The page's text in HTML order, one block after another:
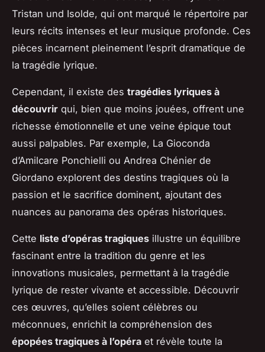
Tristan und Isolde, qui ont marqué le répertoire par
leurs récits intenses et leur musique profonde. Ces
pièces incarnent pleinement l’esprit dramatique de
la tragédie lyrique.
Cependant, il existe des tragédies lyriques à
découvrir qui, bien que moins jouées, offrent une
richesse émotionnelle et une veine épique tout
aussi palpables. Par exemple, La Gioconda
d’Amilcare Ponchielli ou Andrea Chénier de
Giordano explorent des destins tragiques où la
passion et le sacrifice dominent, ajoutant des
nuances au panorama des opéras historiques.
Cette liste d’opéras tragiques illustre un équilibre
fascinant entre la tradition du genre et les
innovations musicales, permettant à la tragédie
lyrique de rester vivante et accessible. Découvrir
ces œuvres, qu’elles soient célèbres ou
méconnues, enrichit la compréhension des
épopées tragiques à l’opéra et révèle toute la